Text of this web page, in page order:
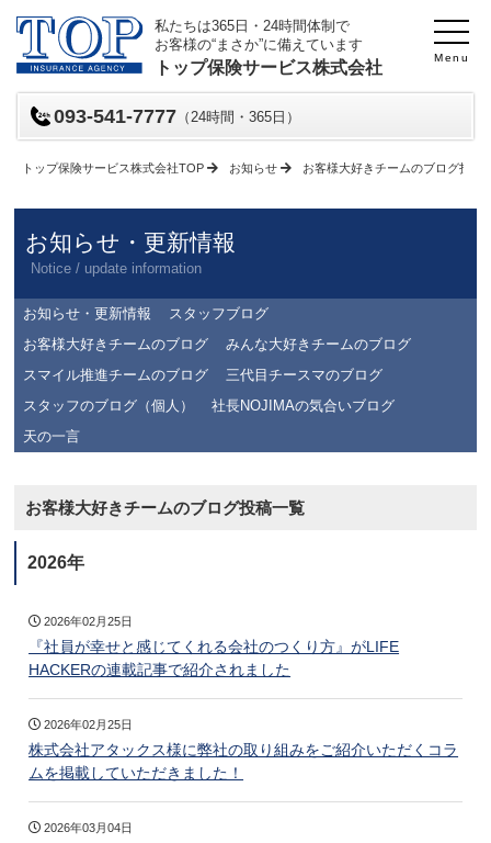
Menu
私たちは365日・24時間体制で
お客様の“まさか”に備えています
トップ保険サービス株式会社
093-541-7777 （24時間・365日）
トップ保険サービス株式会社TOP お知らせ お客様大好きチームのブログ投稿
お知らせ・更新情報
Notice / update information
お知らせ・更新情報
スタッフブログ
お客様大好きチームのブログ
みんな大好きチームのブログ
スマイル推進チームのブログ
三代目チースマのブログ
スタッフのブログ（個人）
社長NOJIMAの気合いブログ
天の一言
お客様大好きチームのブログ投稿一覧
2026年
2026年02月25日
『社員が幸せと感じてくれる会社のつくり方』がLIFE
HACKERの連載記事で紹介されました
2026年02月25日
株式会社アタックス様に弊社の取り組みをご紹介いただくコラ
ムを掲載していただきました！
2026年03月04日